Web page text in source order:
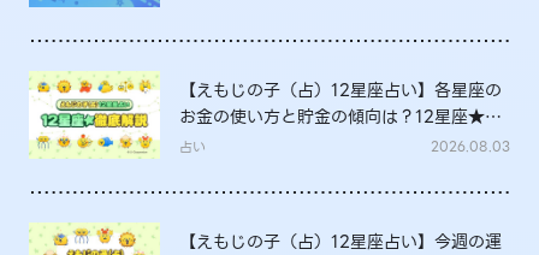
【えもじの子（占）12星座占い】各星座の
お金の使い方と貯金の傾向は？12星座★徹
底解説
占い 2026.08.03
【えもじの子（占）12星座占い】今週の運